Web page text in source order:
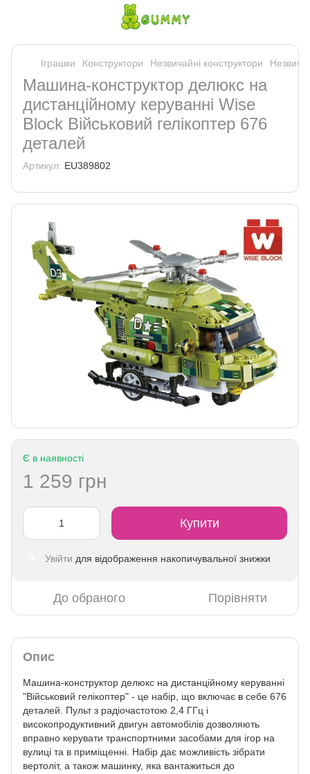
Іграшки Конструктори Незвичайні конструктори
Машина-конструктор делюкс на
дистанційному керуванні Wise
Block Військовий гелікоптер 676
деталей
Артикул: EU389802
Є в наявності
1 259 грн
Купити
Увійти для відображення накопичувальної знижки
До обраного Порівняти
Опис
Машина-конструктор делюкс на дистанційному керуванні
"Військовий гелікоптер" - це набір, що включає в себе 676
деталей. Пульт з радіочастотою 2,4 ГГц і
високопродуктивний двигун автомобілів дозволяють
вправно керувати транспортними засобами для ігор на
вулиці та в приміщенні. Набір дає можливість зібрати
вертоліт, а також машинку, яка вантажиться до